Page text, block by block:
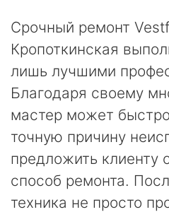
Срочный ремонт
Кропоткинская
лишь лучшими
Благодаря своему
мастер может
точную причину
предложить клиенту
способ ремонта.
техника не просто